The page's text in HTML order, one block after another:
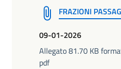
FRAZIONI
09-01-2026
Allegato 81.70 KB
pdf